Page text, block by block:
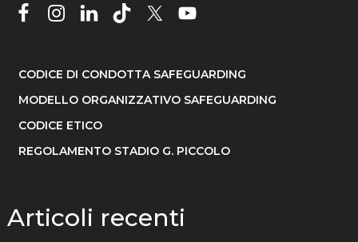
CODICE DI CONDOTTA SAFEGUARDING
MODELLO ORGANIZZATIVO SAFEGUARDING
CODICE ETICO
REGOLAMENTO STADIO G. PICCOLO
Articoli recenti